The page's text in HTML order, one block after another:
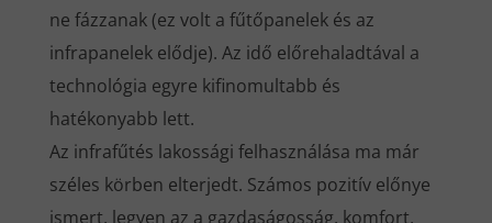
ne fázzanak (ez volt a fűtőpanelek és az
infrapanelek elődje). Az idő előrehaladtával a
technológia egyre kifinomultabb és
hatékonyabb lett.
Az infrafűtés lakossági felhasználása ma már
széles körben elterjedt. Számos pozitív előnye
ismert, legyen az a gazdaságosság, komfort,